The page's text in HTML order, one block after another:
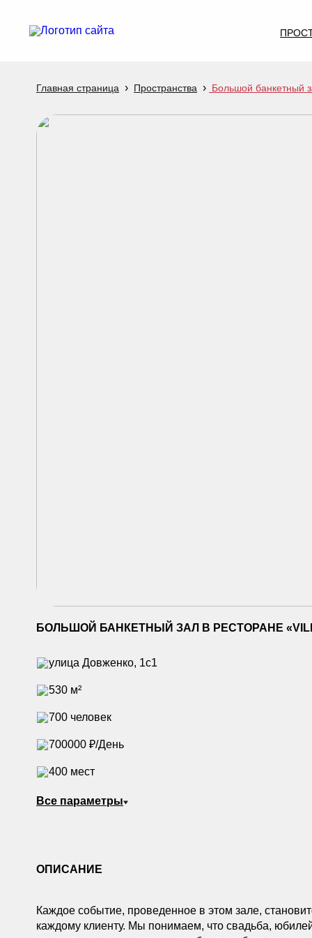
Главная страница › Пространства › Большой банкетный
БОЛЬШОЙ БАНКЕТНЫЙ ЗАЛ В РЕСТОРАНЕ
улица Довженко, 1с1
530 м²
700 человек
700000 ₽/День
400 мест
Все параметры
ОПИСАНИЕ
Каждое событие, проведенное в этом зале,
каждому клиенту. Мы понимаем, что свадьба,